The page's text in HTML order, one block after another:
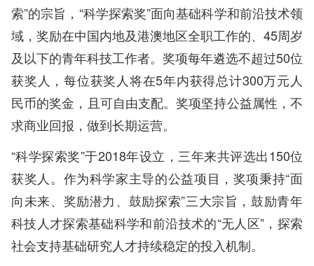
索”的宗旨，“科学探索奖”面向基础科学和前沿技术领
域，奖励在中国内地及港澳地区全职工作的、45周岁
及以下的青年科技工作者。奖项每年遴选不超过50位
获奖人，每位获奖人将在5年内获得总计300万元人
民币的奖金，且可自由支配。奖项坚持公益属性，不
求商业回报，做到长期运营。
“科学探索奖”于2018年设立，三年来共评选出150位
获奖人。作为科学家主导的公益项目，奖项秉持“面
向未来、奖励潜力、鼓励探索”三大宗旨，鼓励青年
科技人才探索基础科学和前沿技术的“无人区”，探索
社会支持基础研究人才持续稳定的投入机制。